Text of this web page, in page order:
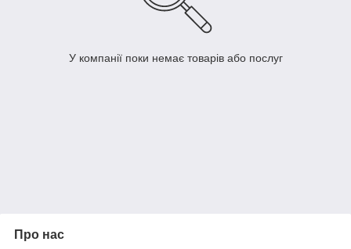
У компанії поки немає товарів або послуг
Про нас